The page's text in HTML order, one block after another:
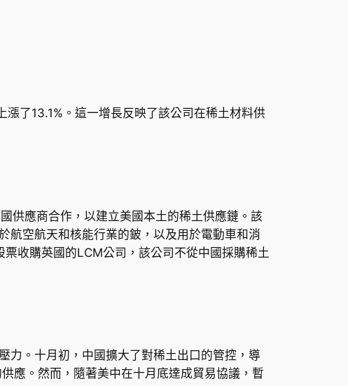
了13.1%。這一增長反映了該公司在稀土材料供
供應商合作，以建立美國本土的稀土供應鏈。該
航空航天和核能行業的鈹，以及用於電動車和消
收購英國的LCM公司，該公司不從中國採購稀土
力。十月初，中國擴大了對稀土出口的管控，導
應。然而，隨著美中在十月底達成貿易協議，暫